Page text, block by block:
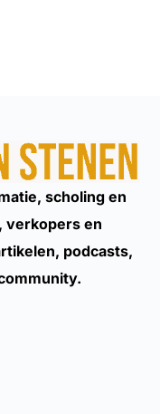
scholing en
verkopers en
podcasts,